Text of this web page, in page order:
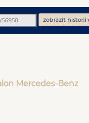
zobrazit historii
Mercedes-Benz